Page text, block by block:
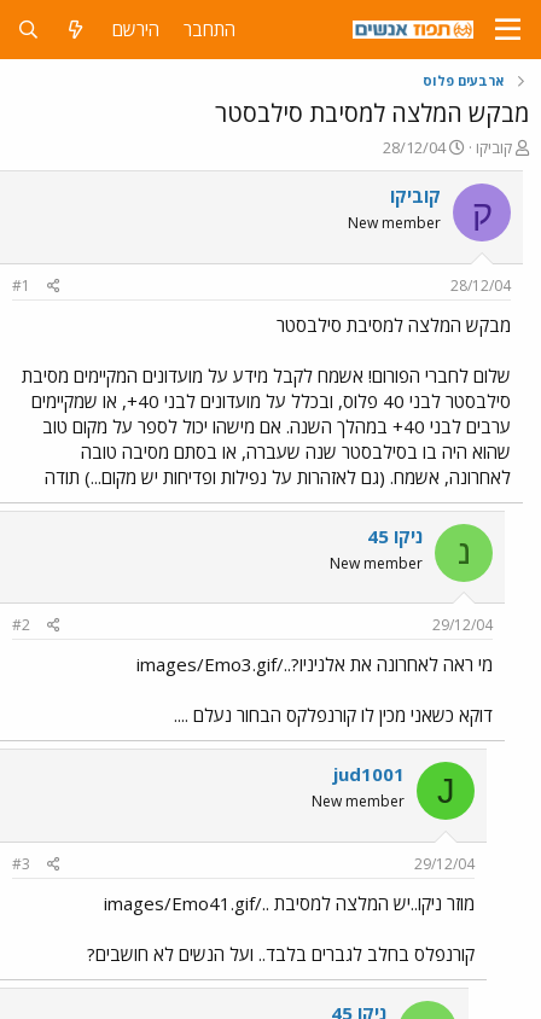
התחבר הירשם
ארבעים פלוס
מבקש המלצה למסיבת סילבסטר
פ
ו
ת
ח
ה
ש
א
קוביקו
פ
ו
ר
ר
28/12/04
ק קוביקו
New member
28/12/04
#1
מבקש המלצה למסיבת סילבסטר
שלום לחברי הפורום! אשמח לקבל מידע על מועדונים המקיימים מסיבת
סילבסטר לבני 40 פלוס, ובכלל על מועדונים לבני 40+, או שמקיימים
ערבים לבני 40+ במהלך השנה. אם מישהו יכול לספר על מקום טוב
שהוא היה בו בסילבסטר שנה שעברה, או בסתם מסיבה טובה
לאחרונה, אשמח. (גם לאזהרות על נפילות ופדיחות יש מקום...) תודה
נ ניקו 45
New member
29/12/04
#2
מי ראה לאחרונה את אלניניו?../images/Emo3.gif
דוקא כשאני מכין לו קורנפלקס הבחור נעלם ....
J
jud1001
New member
29/12/04
#3
מוזר ניקו..יש המלצה למסיבת ../images/Emo41.gif
קורנפלס בחלב לגברים בלבד.. ועל הנשים לא חושבים?
ניקו 45